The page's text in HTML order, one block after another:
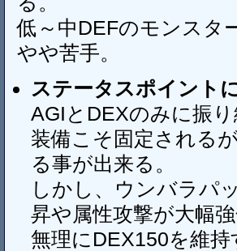
低～中DEFのモンスタ
やや苦手。
ステータスポイント
AGIとDEXのみに振
装備こそ固定される
る事が出来る。
しかし、ウンバラパ
昇や属性攻撃が大幅
無理にDEX150を維